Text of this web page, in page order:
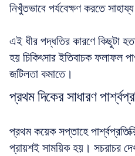
নিখুঁতভাবে পর্যবেক্ষণ করতে
এই ধীর পদ্ধতির কারণে কিছুটা
হয় চিকিৎসার ইতিবাচক ফলাফল
জটিলতা কমাতে।
প্রথম দিকের সাধারণ
প্রথম কয়েক সপ্তাহে
প্রায়শই সাময়িক হয়। সচরাচর